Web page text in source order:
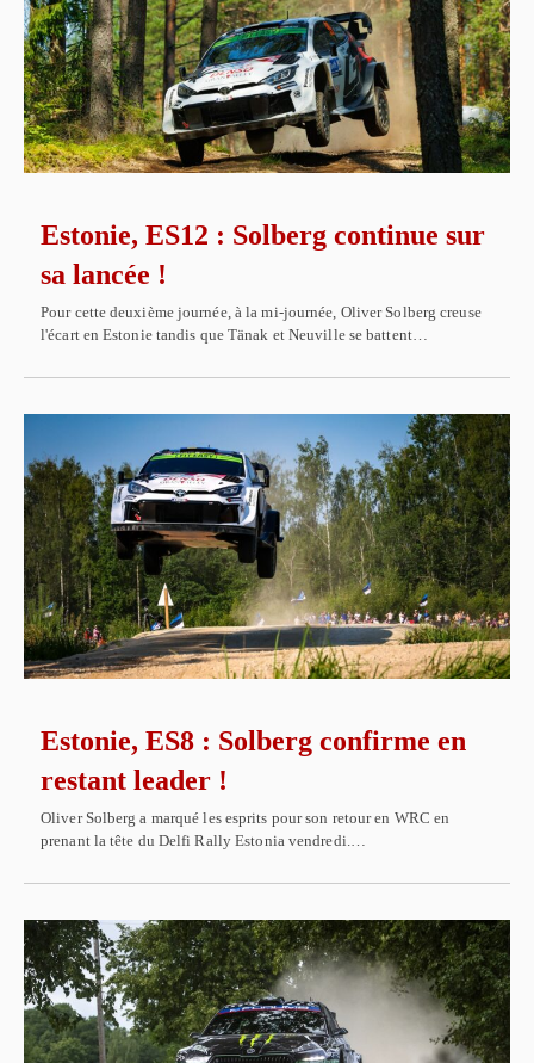
Estonie, ES12 : Solberg continue sur
sa lancée !
Pour cette deuxième journée, à la mi-journée, Oliver Solberg creuse
l'écart en Estonie tandis que Tänak et Neuville se battent…
Estonie, ES8 : Solberg confirme en
restant leader !
Oliver Solberg a marqué les esprits pour son retour en WRC en
prenant la tête du Delfi Rally Estonia vendredi.…